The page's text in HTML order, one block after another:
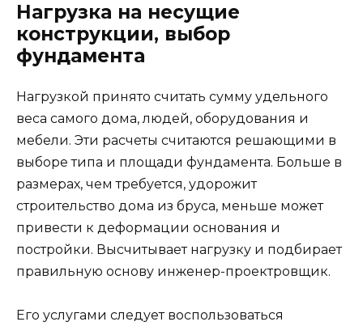
Нагрузка на несущие
конструкции, выбор
фундамента
Нагрузкой принято считать сумму удельного
веса самого дома, людей, оборудования и
мебели. Эти расчеты считаются решающими в
выборе типа и площади фундамента. Больше в
размерах, чем требуется, удорожит
строительство дома из бруса, меньше может
привести к деформации основания и
постройки. Высчитывает нагрузку и подбирает
правильную основу инженер-проектровщик.
Его услугами следует воспользоваться